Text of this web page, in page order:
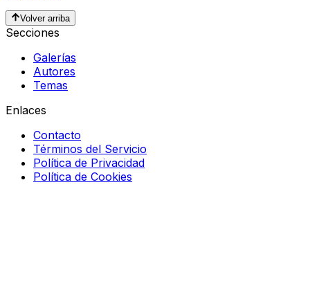
Volver arriba
Secciones
Galerías
Autores
Temas
Enlaces
Contacto
Términos del Servicio
Política de Privacidad
Política de Cookies